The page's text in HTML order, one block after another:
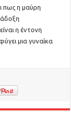
πως η μαύρη
η έντονη
μια γυναίκα